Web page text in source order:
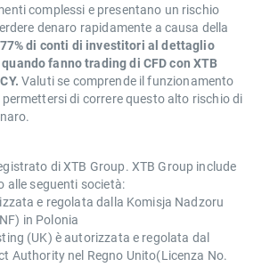
complessi e presentano un rischio
denaro rapidamente a causa della
77% di conti di investitori al dettaglio
fanno trading di CFD con XTB
Valuti se comprende il funzionamento
permettersi di correre questo alto rischio di
di XTB Group. XTB Group include
alle seguenti società:
e regolata dalla Komisja Nadzoru
in Polonia
(UK) è autorizzata e regolata dal
Authority nel Regno Unito(Licenza No.